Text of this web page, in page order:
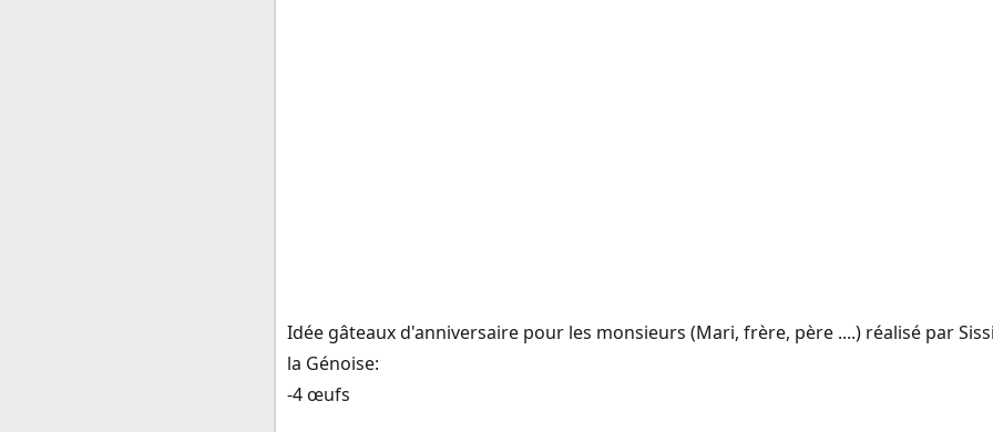
Idée gâteaux d'anniversaire pour les monsieurs (Mari, frère, père ....) réalisé par
la Génoise:
-4 œufs